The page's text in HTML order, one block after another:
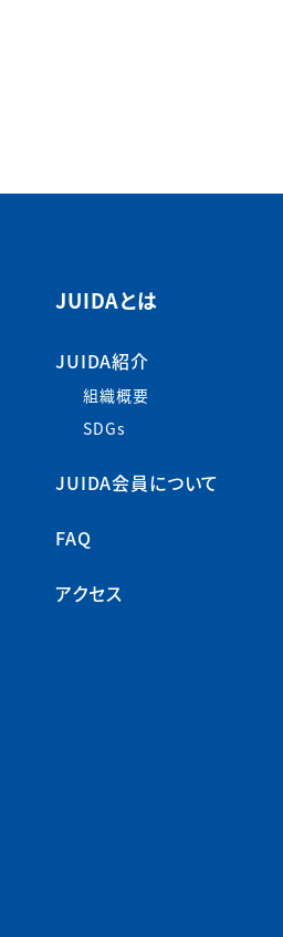
JUIDAとは
JUIDA紹介
組織概要
SDGs
JUIDA会員について
FAQ
アクセス